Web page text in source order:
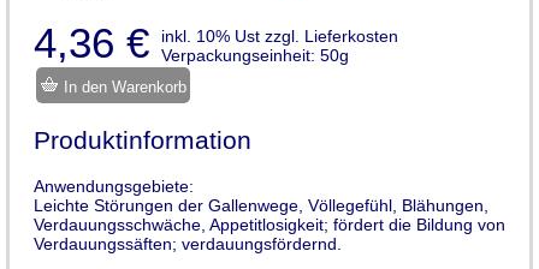
4,36 €
inkl. 10% Ust zzgl. Lieferkosten
Verpackungseinheit: 50g
In den Warenkorb
Produktinformation
Anwendungsgebiete:
Leichte Störungen der Gallenwege, Völlegefühl, Blähungen,
Verdauungsschwäche, Appetitlosigkeit; fördert die Bildung von
Verdauungssäften; verdauungsfördernd.